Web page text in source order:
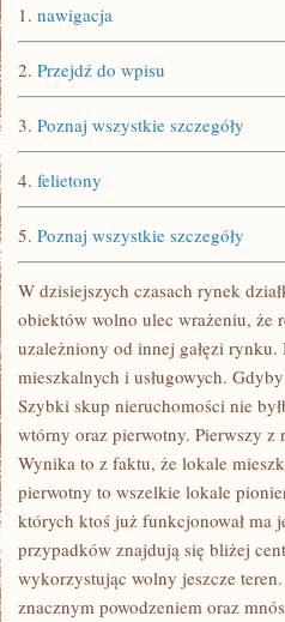
1. nawigacja
2. Przejdź do wpisu
3. Poznaj wszystkie szczegóły
4. felietony
5. Poznaj wszystkie szczegóły
W dzisiejszych czasach rynek
obiektów wolno ulec wrażeniu, że
uzależniony od innej gałęzi
mieszkalnych i usługowych.
Szybki skup nieruchomości nie
wtórny oraz pierwotny. Pierwszy z
Wynika to z faktu, że lokale
pierwotny to wszelkie lokale
których ktoś już funkcjonował ma
przypadków znajdują się bliżej
wykorzystując wolny jeszcze
znacznym powodzeniem oraz